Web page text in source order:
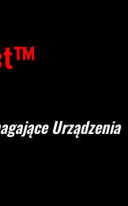
Urządzenia